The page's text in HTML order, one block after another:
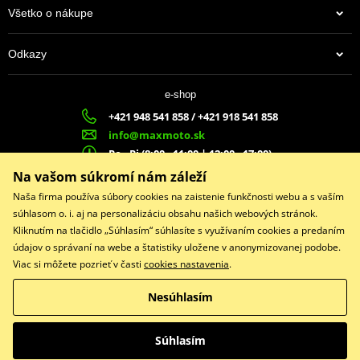
Všetko o nákupe
Odkazy
e-shop
+421 948 541 858 / +421 918 541 858
info@maxmoto.sk
Po - Pi (8:00 - 11:00 | 12:00 - 17:00)
MAX
MOTO s.r.o.
Slovenských dobrovoľníkov 1439
022 01 Čadca
Facebook
Copyright © 2026 www.maxmotoshop.sk
Všetky práva vyhradené
Prepnúť na klasickú verziu
Na vašom súkromí nám záleží
Naša firma používa súbory cookies na zaistenie funkčnosti webu a s vaším
súhlasom o. i. aj na personalizáciu obsahu našich webových stránok.
Kliknutím na tlačidlo „Súhlasím“ súhlasíte s využívaním cookies a predaním
údajov o správaní na webe a štatistiky uložene v anonymizovanej podobe.
Viac si môžete pozrieť v časti cookies nastavenia.
Nesúhlasím
Súhlasím